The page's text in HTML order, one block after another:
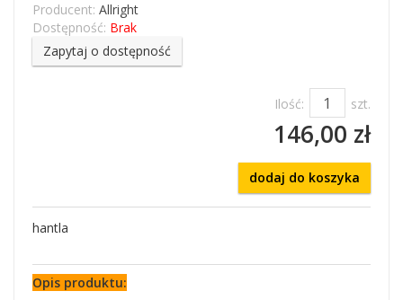
Producent: Allright
Dostępność: Brak
Zapytaj o dostępność
Ilość: szt.
146,00 zł
dodaj do koszyka
hantla
Opis produktu: